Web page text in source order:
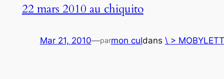
22 mars 2010 au chiquito
Mar 21, 2010—parmon culdans \ >